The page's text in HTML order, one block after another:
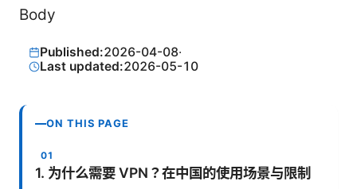
Body
Published:2026-04-08·
Last updated:2026-05-10
ON THIS PAGE
1. 为什么需要 VPN？在中国的使用场景与限制